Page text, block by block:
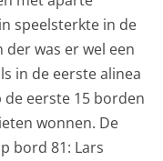
speelsterkte in de
was er wel een
in de eerste alinea
de eerste 15 borden
wonnen. De
bord 81: Lars